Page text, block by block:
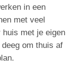
in een
met veel
huis met je eigen
om thuis af